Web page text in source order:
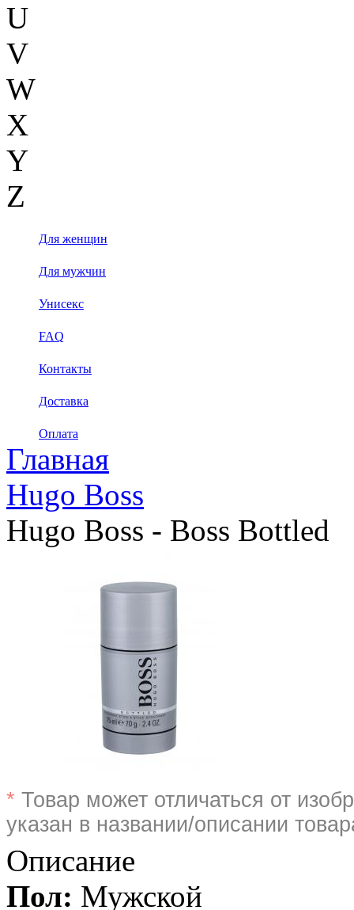
U
V
W
X
Y
Z
Для женщин
Для мужчин
Унисекс
FAQ
Контакты
Доставка
Оплата
Главная
Hugo Boss
Hugo Boss - Boss Bottled
* Товар может отличаться от
указан в названии/описании
Описание
Пол: Мужской